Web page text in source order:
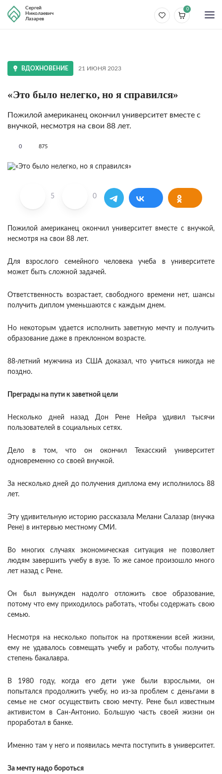
Сергей
Николаевич
Лазарев
0
ВДОХНОВЕНИЕ 21 ИЮНЯ 2023
«Это было нелегко, но я справился»
Пожилой американец окончил университет вместе с
внучкой, несмотря на свои 88 лет.
0 875
5 0
Пожилой американец окончил университет вместе с внучкой,
несмотря на свои 88 лет.
Для взрослого семейного человека учеба в университете
может быть сложной задачей.
Ответственность возрастает, свободного времени нет, шансы
получить диплом уменьшаются с каждым днем.
Но некоторым удается исполнить заветную мечту и получить
образование даже в преклонном возрасте.
88-летний мужчина из США доказал, что учиться никогда не
поздно.
Преграды на пути к заветной цели
Несколько дней назад Дон Рене Нейра удивил тысячи
пользователей в социальных сетях.
Дело в том, что он окончил Техасский университет
одновременно со своей внучкой.
За несколько дней до получения диплома ему исполнилось 88
лет.
Эту удивительную историю рассказала Мелани Салазар (внучка
Рене) в интервью местному СМИ.
Во многих случаях экономическая ситуация не позволяет
людям завершить учебу в вузе. То же самое произошло много
лет назад с Рене.
Он был вынужден надолго отложить свое образование,
потому что ему приходилось работать, чтобы содержать свою
семью.
Несмотря на несколько попыток на протяжении всей жизни,
ему не удавалось совмещать учебу и работу, чтобы получить
степень бакалавра.
В 1980 году, когда его дети уже были взрослыми, он
попытался продолжить учебу, но из-за проблем с деньгами в
семье не смог осуществить свою мечту. Рене был известным
активистом в Сан-Антонио. Большую часть своей жизни он
проработал в банке.
Именно там у него и появилась мечта поступить в университет.
За мечту надо бороться